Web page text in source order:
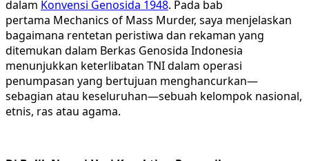
dalam Konvensi Genosida 1948. Pada bab
pertama Mechanics of Mass Murder, saya menjelaskan
bagaimana rentetan peristiwa dan rekaman yang
ditemukan dalam Berkas Genosida Indonesia
menunjukkan keterlibatan TNI dalam operasi
penumpasan yang bertujuan menghancurkan—
sebagian atau keseluruhan—sebuah kelompok nasional,
etnis, ras atau agama.